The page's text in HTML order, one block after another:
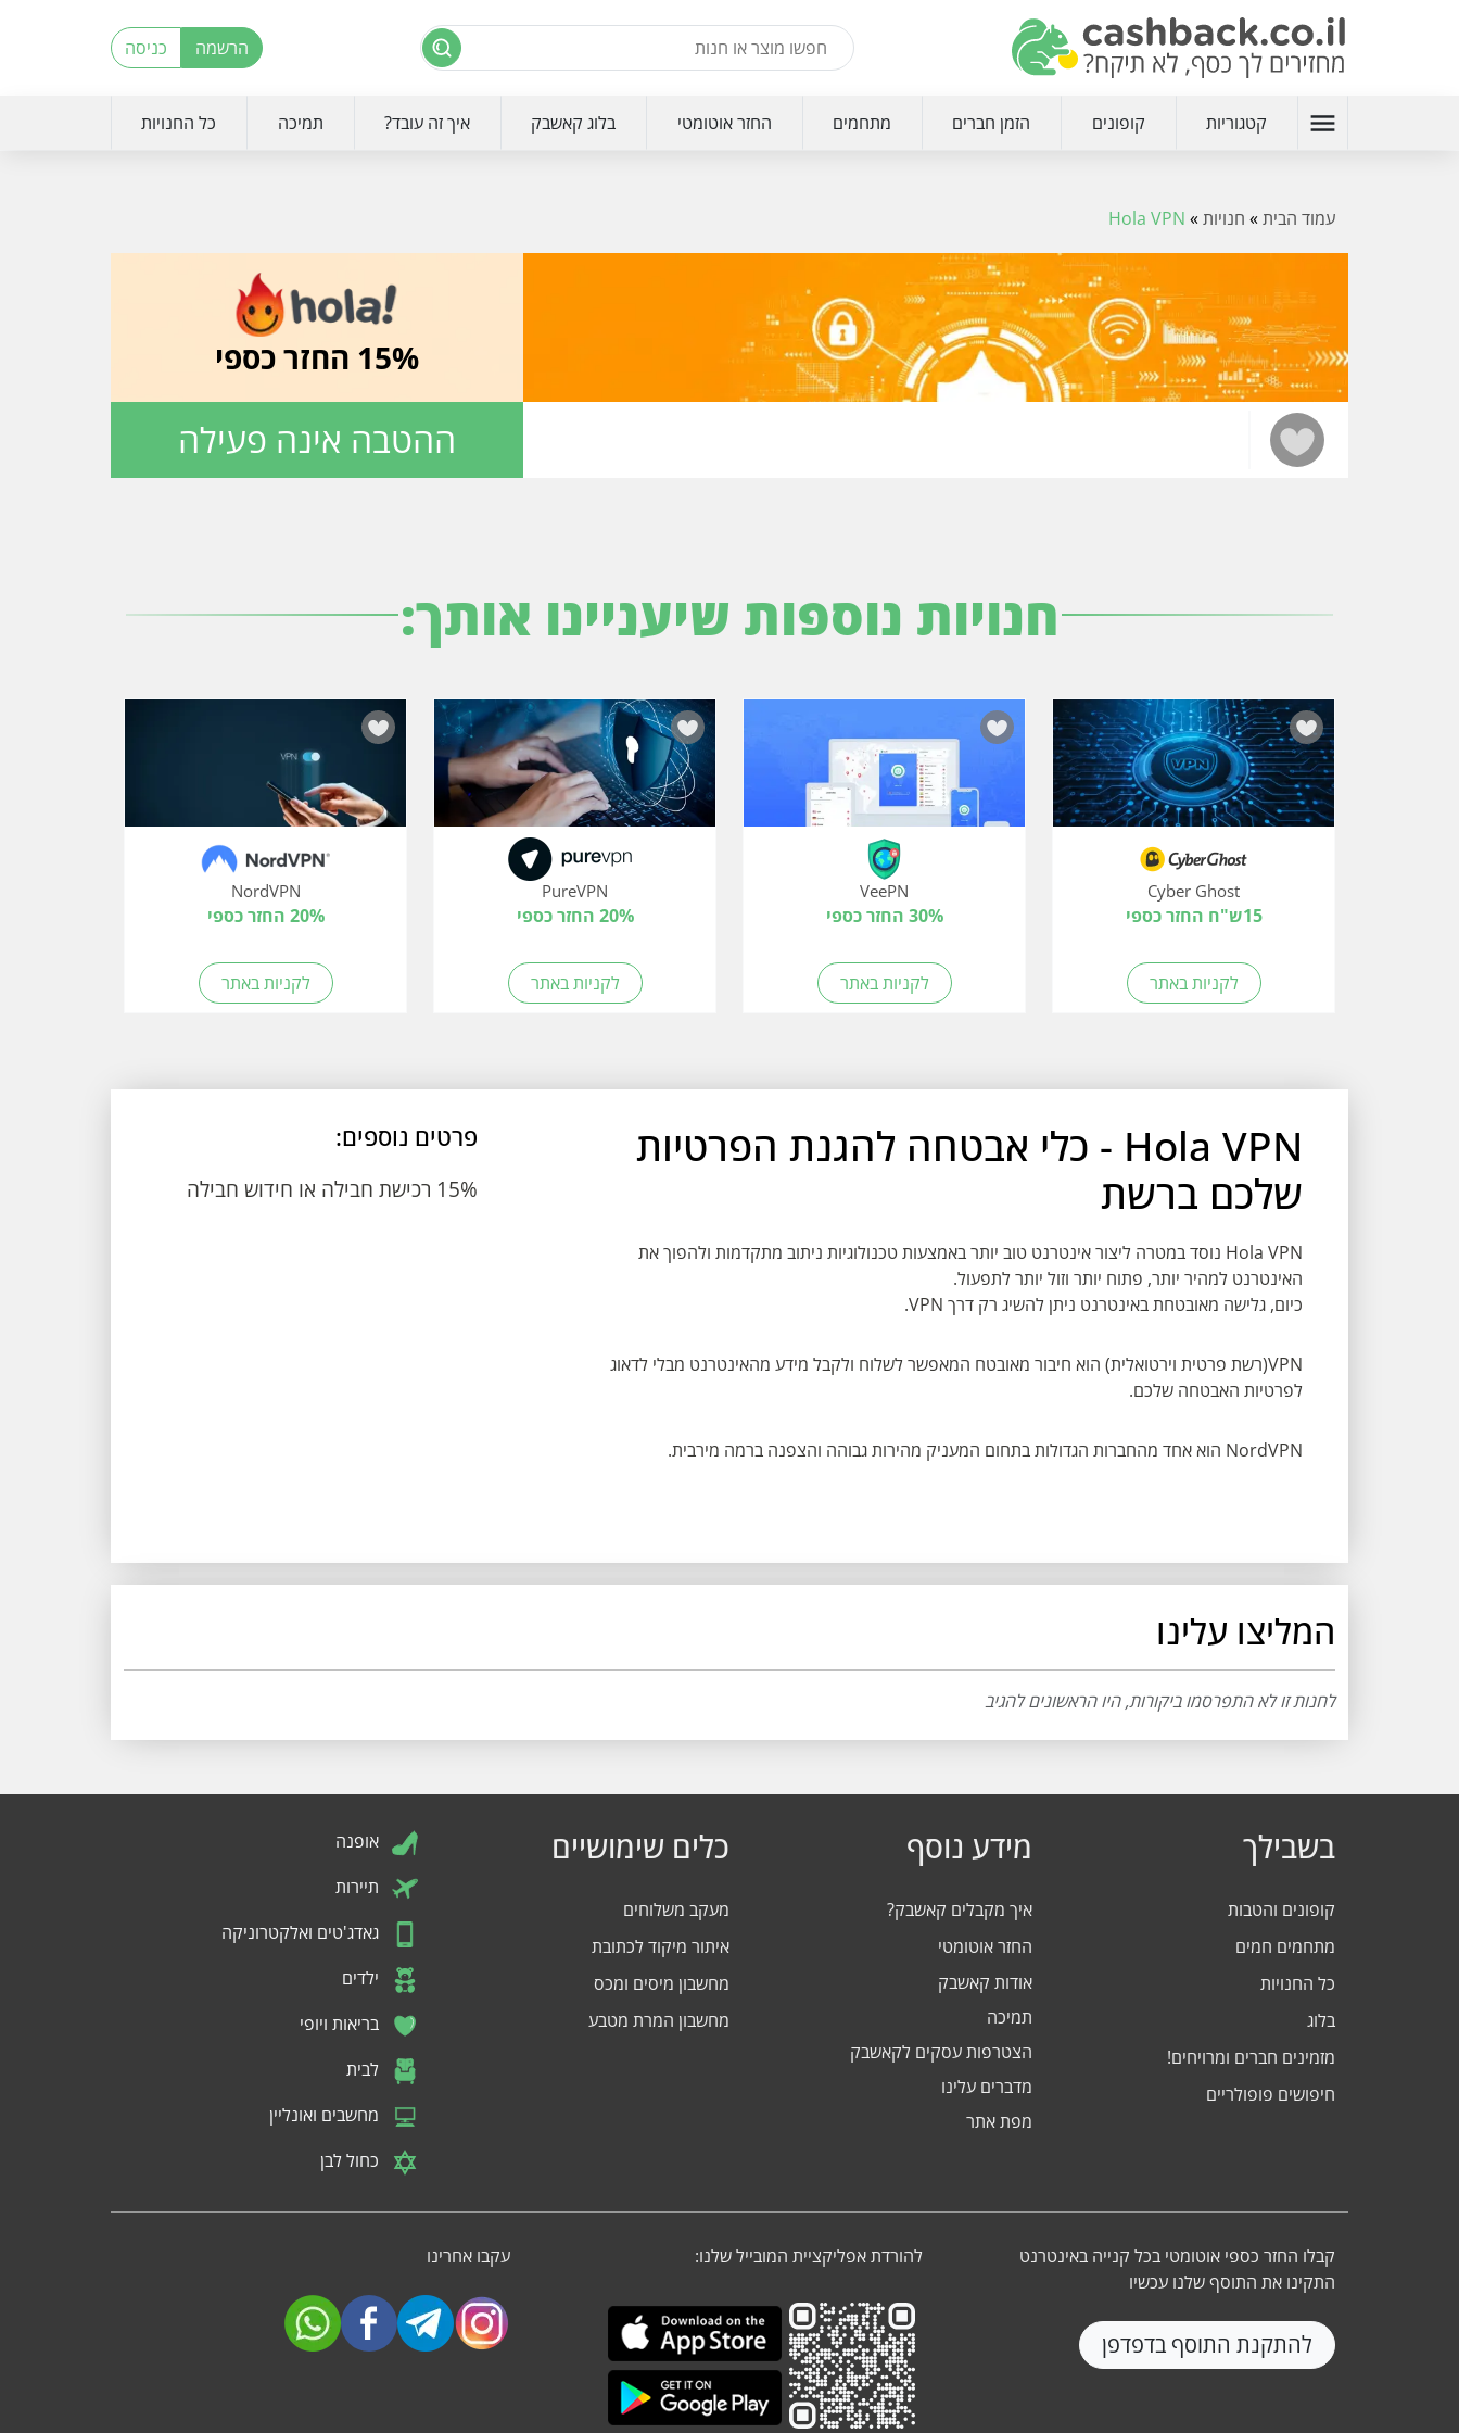
הרשמה כניסה
menu קטגוריות קופונים הזמן חברים מתחמים החזר אוטומטי בלוג קאשבק איך זה עובד? תמיכה כל החנויות
עמוד הבית» חנויות»
Hola VPN
15% החזר כספי
ההטבה אינה פעילה
חנויות נוספות שיעניינו אותך:
Cyber Ghost
15ש"ח החזר כספי
לקניות באתר
VeePN
30% החזר כספי
לקניות באתר
PureVPN
20% החזר כספי
לקניות באתר
NordVPN
20% החזר כספי
לקניות באתר
Hola VPN - כלי אבטחה להגנת הפרטיות
שלכם ברשת
Hola VPN נוסד במטרה ליצור אינטרנט טוב יותר באמצעות טכנולוגיות ניתוב מתקדמות ולהפוך את
האינטרנט למהיר יותר, פתוח יותר וזול יותר לתפעול.
כיום, גלישה מאובטחת באינטרנט ניתן להשיג רק דרך VPN.
VPN(רשת פרטית וירטואלית) הוא חיבור מאובטח המאפשר לשלוח ולקבל מידע מהאינטרנט מבלי לדאוג
לפרטיות האבטחה שלכם.
NordVPN הוא אחד מהחברות הגדולות בתחום המעניק מהירות גבוהה והצפנה ברמה מירבית.
פרטים נוספים:
15% רכישת חבילה או חידוש חבילה
המליצו עלינו
לחנות זו לא התפרסמו ביקורות, היו הראשונים להגיב
בשבילך
קופונים והטבות
מתחמים חמים
כל החנויות
בלוג
מזמינים חברים ומרויחים!
חיפושים פופולריים
מידע נוסף
איך מקבלים קאשבק?
החזר אוטומטי
אודות קאשבק
תמיכה
הצטרפות עסקים לקאשבק
מדברים עלינו
מפת אתר
כלים שימושיים
מעקב משלוחים
איתור מיקוד לכתובת
מחשבון מיסים ומכס
מחשבון המרת מטבע
אופנה
תיירות
גאדג'טים ואלקטרוניקה
ילדים
בריאות ויופי
לבית
מחשבים ואונליין
כחול לבן
קבלו החזר כספי אוטומטי בכל קנייה באינטרנט
התקינו את התוסף שלנו עכשיו
להתקנת התוסף בדפדפן
להורדת אפליקציית המובייל שלנו: עקבו אחרינו